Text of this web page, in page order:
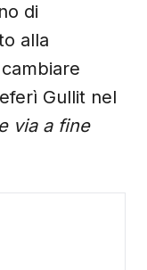
di
alla
Gullit nel
via a fine